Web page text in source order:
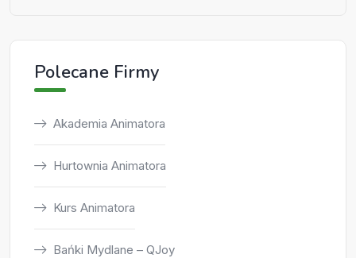
Polecane Firmy
Akademia Animatora
Hurtownia Animatora
Kurs Animatora
Bańki Mydlane – QJoy